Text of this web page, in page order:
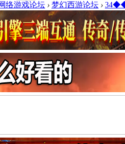
络游戏论坛 › 梦幻西游论坛 ›